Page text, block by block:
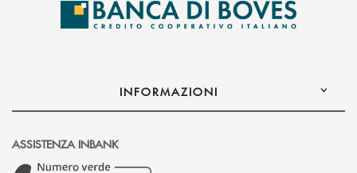
INFORMAZIONI
ASSISTENZA INBANK